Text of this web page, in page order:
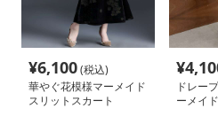
¥6,100(税込)
華やぐ花模様マーメイド
スリットスカート
¥
ドレー
ーメイ